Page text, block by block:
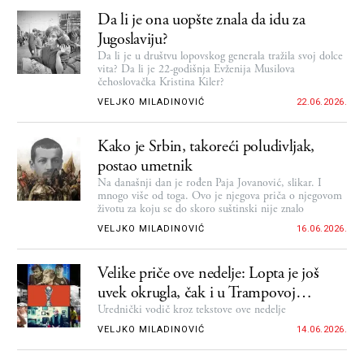
Da li je ona uopšte znala da idu za
Jugoslaviju?
Da li je u društvu lopovskog generala tražila svoj dolce
vita? Da li je 22-godišnja Evženija Musilova
čehoslovačka Kristina Kiler?
VELJKO MILADINOVIĆ 22.06.2026.
Kako je Srbin, takoreći poludivljak,
postao umetnik
Na današnji dan je rođen Paja Jovanović, slikar. I
mnogo više od toga. Ovo je njegova priča o njegovom
životu za koju se do skoro suštinski nije znalo
VELJKO MILADINOVIĆ 16.06.2026.
Velike priče ove nedelje: Lopta je još
uvek okrugla, čak i u Trampovoj
Americi
Urednički vodič kroz tekstove ove nedelje
VELJKO MILADINOVIĆ 14.06.2026.